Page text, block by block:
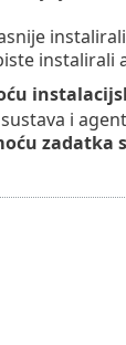
instalirali
i
zadatka